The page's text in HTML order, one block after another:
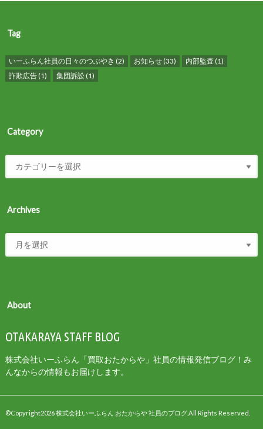
Tag
いーふらん社員の日々のつぶやき (2) お知らせ(33) 内部監査 (1)
詐欺広告(1) 集団訴訟(1)
Category
Archives
About
OTAKARAYA STAFF BLOG
株式会社いーふらん「買取おたからや」社員の情報発信ブログ！み
んなからの情報もお届けします。
©Copyright2026株式会社いーふらん おたからや 社員のブログ.All Rights Reserved.